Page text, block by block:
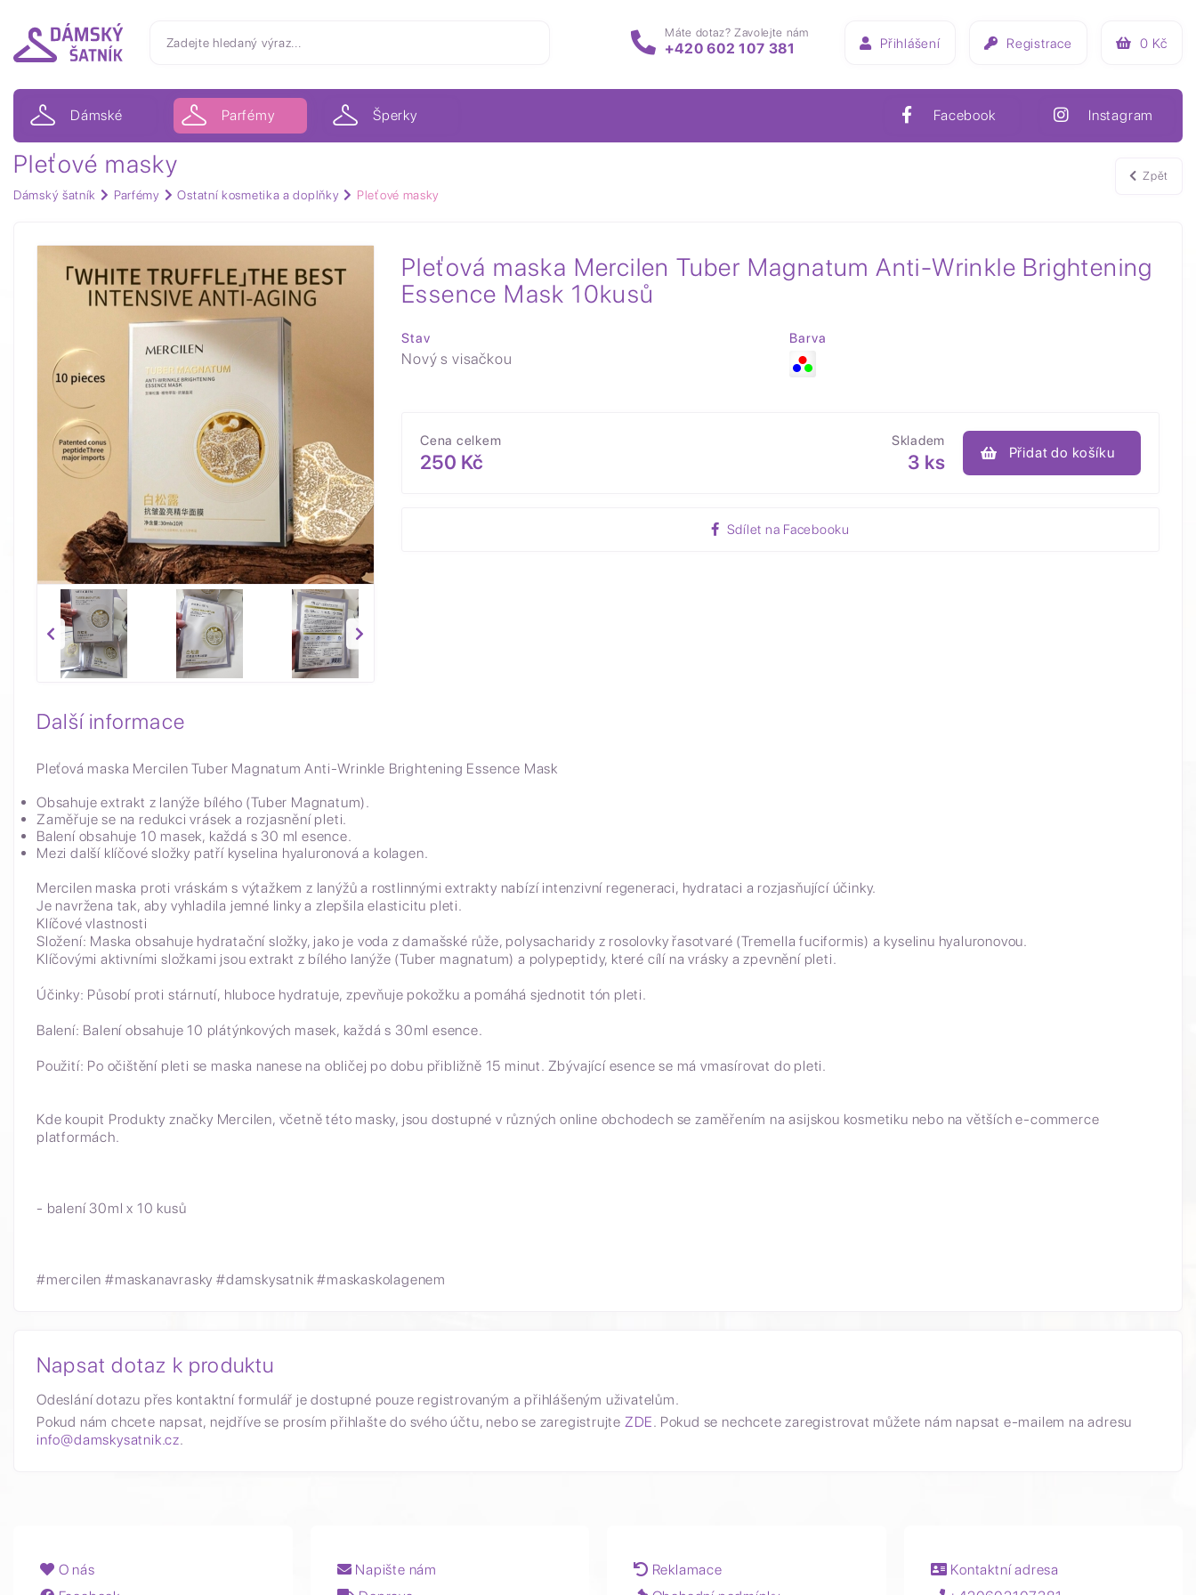
Máte dotaz? Zavolejte nám
+420 602 107 381 Přihlášení Registrace 0 Kč
Dámské Parfémy Šperky Facebook Instagram
Pleťové masky
Dámský šatník Parfémy Ostatní kosmetika a doplňky Pleťové masky
Zpět
Pleťová maska Mercilen Tuber Magnatum Anti-Wrinkle Brightening
Essence Mask 10kusů
Stav
Nový s visačkou
Barva
Cena celkem
250 Kč
Skladem
3 ks Přidat do košíku
Sdílet na Facebooku
Další informace
Pleťová maska Mercilen Tuber Magnatum Anti-Wrinkle Brightening Essence Mask
Obsahuje extrakt z lanýže bílého (Tuber Magnatum).
Zaměřuje se na redukci vrásek a rozjasnění pleti.
Balení obsahuje 10 masek, každá s 30 ml esence.
Mezi další klíčové složky patří kyselina hyaluronová a kolagen.
Mercilen maska proti vráskám s výtažkem z lanýžů a rostlinnými extrakty nabízí intenzivní regeneraci, hydrataci a rozjasňující účinky.
Je navržena tak, aby vyhladila jemné linky a zlepšila elasticitu pleti.
Klíčové vlastnosti
Složení: Maska obsahuje hydratační složky, jako je voda z damašské růže, polysacharidy z rosolovky řasotvaré (Tremella fuciformis) a kyselinu hyaluronovou.
Klíčovými aktivními složkami jsou extrakt z bílého lanýže (Tuber magnatum) a polypeptidy, které cílí na vrásky a zpevnění pleti.
Účinky: Působí proti stárnutí, hluboce hydratuje, zpevňuje pokožku a pomáhá sjednotit tón pleti.
Balení: Balení obsahuje 10 plátýnkových masek, každá s 30ml esence.
Použití: Po očištění pleti se maska nanese na obličej po dobu přibližně 15 minut. Zbývající esence se má vmasírovat do pleti.
Kde koupit Produkty značky Mercilen, včetně této masky, jsou dostupné v různých online obchodech se zaměřením na asijskou kosmetiku nebo na větších e-commerce
platformách.
- balení 30ml x 10 kusů
#mercilen #maskanavrasky #damskysatnik #maskaskolagenem
Napsat dotaz k produktu
Odeslání dotazu přes kontaktní formulář je dostupné pouze registrovaným a přihlášeným uživatelům.
Pokud nám chcete napsat, nejdříve se prosím přihlašte do svého účtu, nebo se zaregistrujte ZDE. Pokud se nechcete zaregistrovat můžete nám napsat e-mailem na adresu
info@damskysatnik.cz.
O nás
Napište nám
Reklamace
Kontaktní adresa